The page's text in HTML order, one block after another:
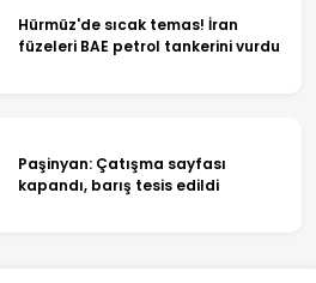
Hürmüz'de sıcak temas! İran
füzeleri BAE petrol tankerini vurdu
Paşinyan: Çatışma sayfası
kapandı, barış tesis edildi